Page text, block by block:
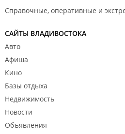
Справочные, оперативные и
САЙТЫ ВЛАДИВОСТОКА
Авто
Афиша
Кино
Базы отдыха
Недвижимость
Новости
Объявления